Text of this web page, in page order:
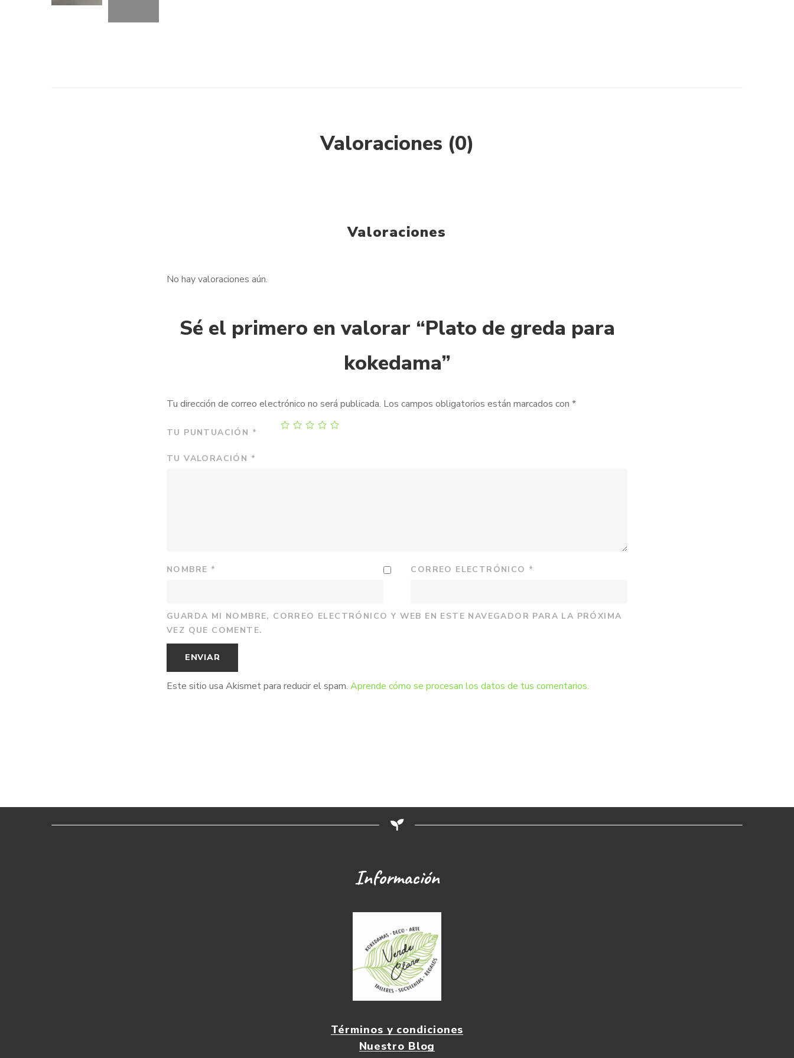
Valoraciones (0)
Valoraciones
No hay valoraciones aún.
Sé el primero en valorar “Plato de greda para
kokedama”
Tu dirección de correo electrónico no será publicada. Los campos obligatorios están marcados con *
TU PUNTUACIÓN *
TU VALORACIÓN *
NOMBRE * CORREO ELECTRÓNICO *
GUARDA MI NOMBRE, CORREO ELECTRÓNICO Y WEB EN ESTE NAVEGADOR PARA LA PRÓXIMA
VEZ QUE COMENTE.
Este sitio usa Akismet para reducir el spam. Aprende cómo se procesan los datos de tus comentarios.
Información
Términos y condiciones
Nuestro Blog